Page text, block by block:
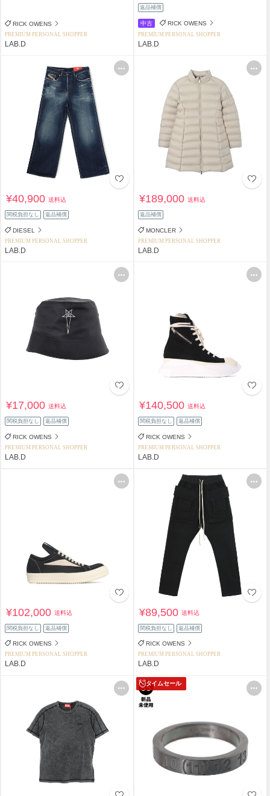
RICK OWENS
PREMIUM PERSONAL SHOPPER
LAB.D
返品補償
中古 RICK OWENS
PREMIUM PERSONAL SHOPPER
LAB.D
¥40,900送料込
関税負担なし 返品補償
DIESEL
PREMIUM PERSONAL SHOPPER
LAB.D
¥189,000送料込
返品補償
MONCLER
PREMIUM PERSONAL SHOPPER
LAB.D
¥17,000送料込
関税負担なし 返品補償
RICK OWENS
PREMIUM PERSONAL SHOPPER
LAB.D
¥140,500送料込
関税負担なし 返品補償
RICK OWENS
PREMIUM PERSONAL SHOPPER
LAB.D
¥102,000送料込
関税負担なし 返品補償
RICK OWENS
PREMIUM PERSONAL SHOPPER
LAB.D
¥89,500送料込
関税負担なし 返品補償
RICK OWENS
PREMIUM PERSONAL SHOPPER
LAB.D
タイムセール